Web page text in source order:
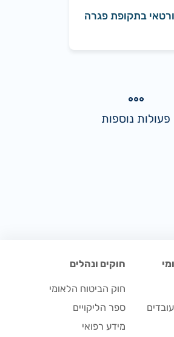
בתקופת פגרה
פעולות נוספות
חוקים ונהלים
חוק הביטוח הלאומי
ספר הליקויים
מידע רפואי